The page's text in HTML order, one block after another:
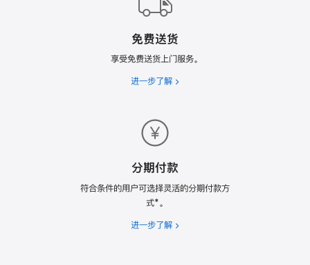
划
免费送货
享受免费送货上门服务。
进一步了解 免
分期付款
符合条件的用户可选择灵活的分期付款方
式*。
进一步了解 分